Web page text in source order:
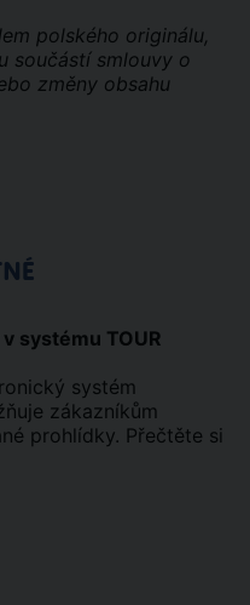
polského originálu,
součástí smlouvy o
změny obsahu
systému TOUR
systém
zákazníkům
prohlídky. Přečtěte si